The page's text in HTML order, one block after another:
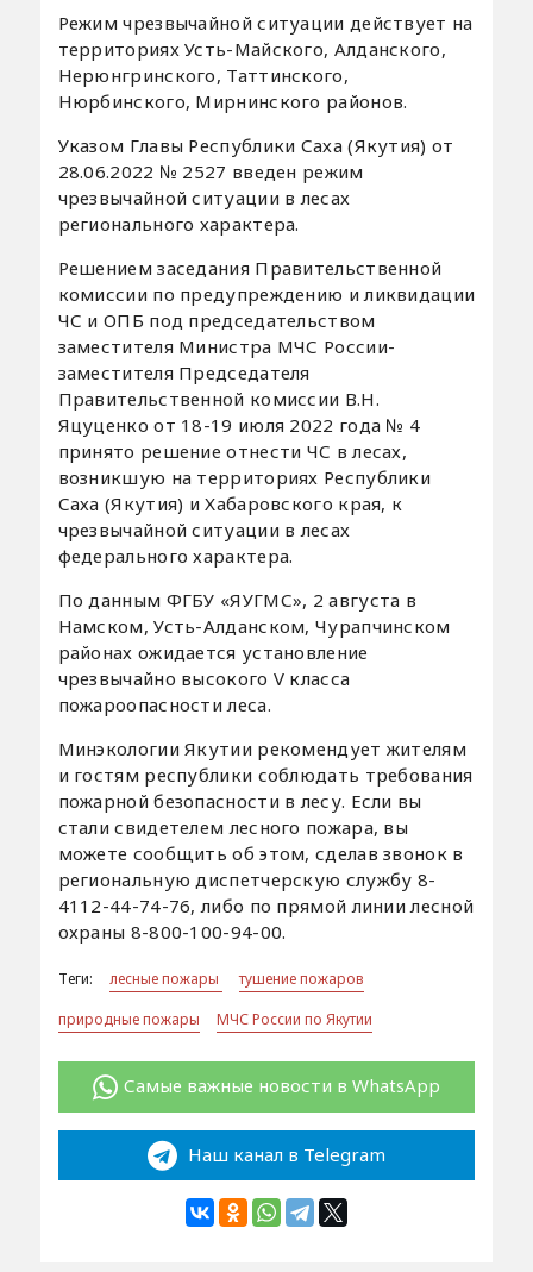
Режим чрезвычайной ситуации действует на
территориях Усть-Майского, Алданского,
Нерюнгринского, Таттинского,
Нюрбинского, Мирнинского районов.
Указом Главы Республики Саха (Якутия) от
28.06.2022 № 2527 введен режим
чрезвычайной ситуации в лесах
регионального характера.
Решением заседания Правительственной
комиссии по предупреждению и ликвидации
ЧС и ОПБ под председательством
заместителя Министра МЧС России-
заместителя Председателя
Правительственной комиссии В.Н.
Яцуценко от 18-19 июля 2022 года № 4
принято решение отнести ЧС в лесах,
возникшую на территориях Республики
Саха (Якутия) и Хабаровского края, к
чрезвычайной ситуации в лесах
федерального характера.
По данным ФГБУ «ЯУГМС», 2 августа в
Намском, Усть-Алданском, Чурапчинском
районах ожидается установление
чрезвычайно высокого V класса
пожароопасности леса.
Минэкологии Якутии рекомендует жителям
и гостям республики соблюдать требования
пожарной безопасности в лесу. Если вы
стали свидетелем лесного пожара, вы
можете сообщить об этом, сделав звонок в
региональную диспетчерскую службу 8-
4112-44-74-76, либо по прямой линии лесной
охраны 8-800-100-94-00.
Теги: лесные пожары
тушение пожаров
природные пожары
МЧС России по Якутии
Самые важные новости в WhatsApp
Наш канал в Telegram